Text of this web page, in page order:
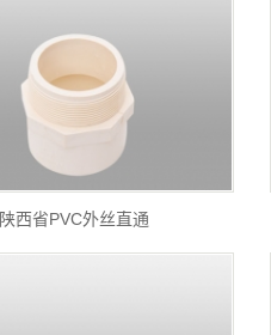
陕西省PVC外丝直通